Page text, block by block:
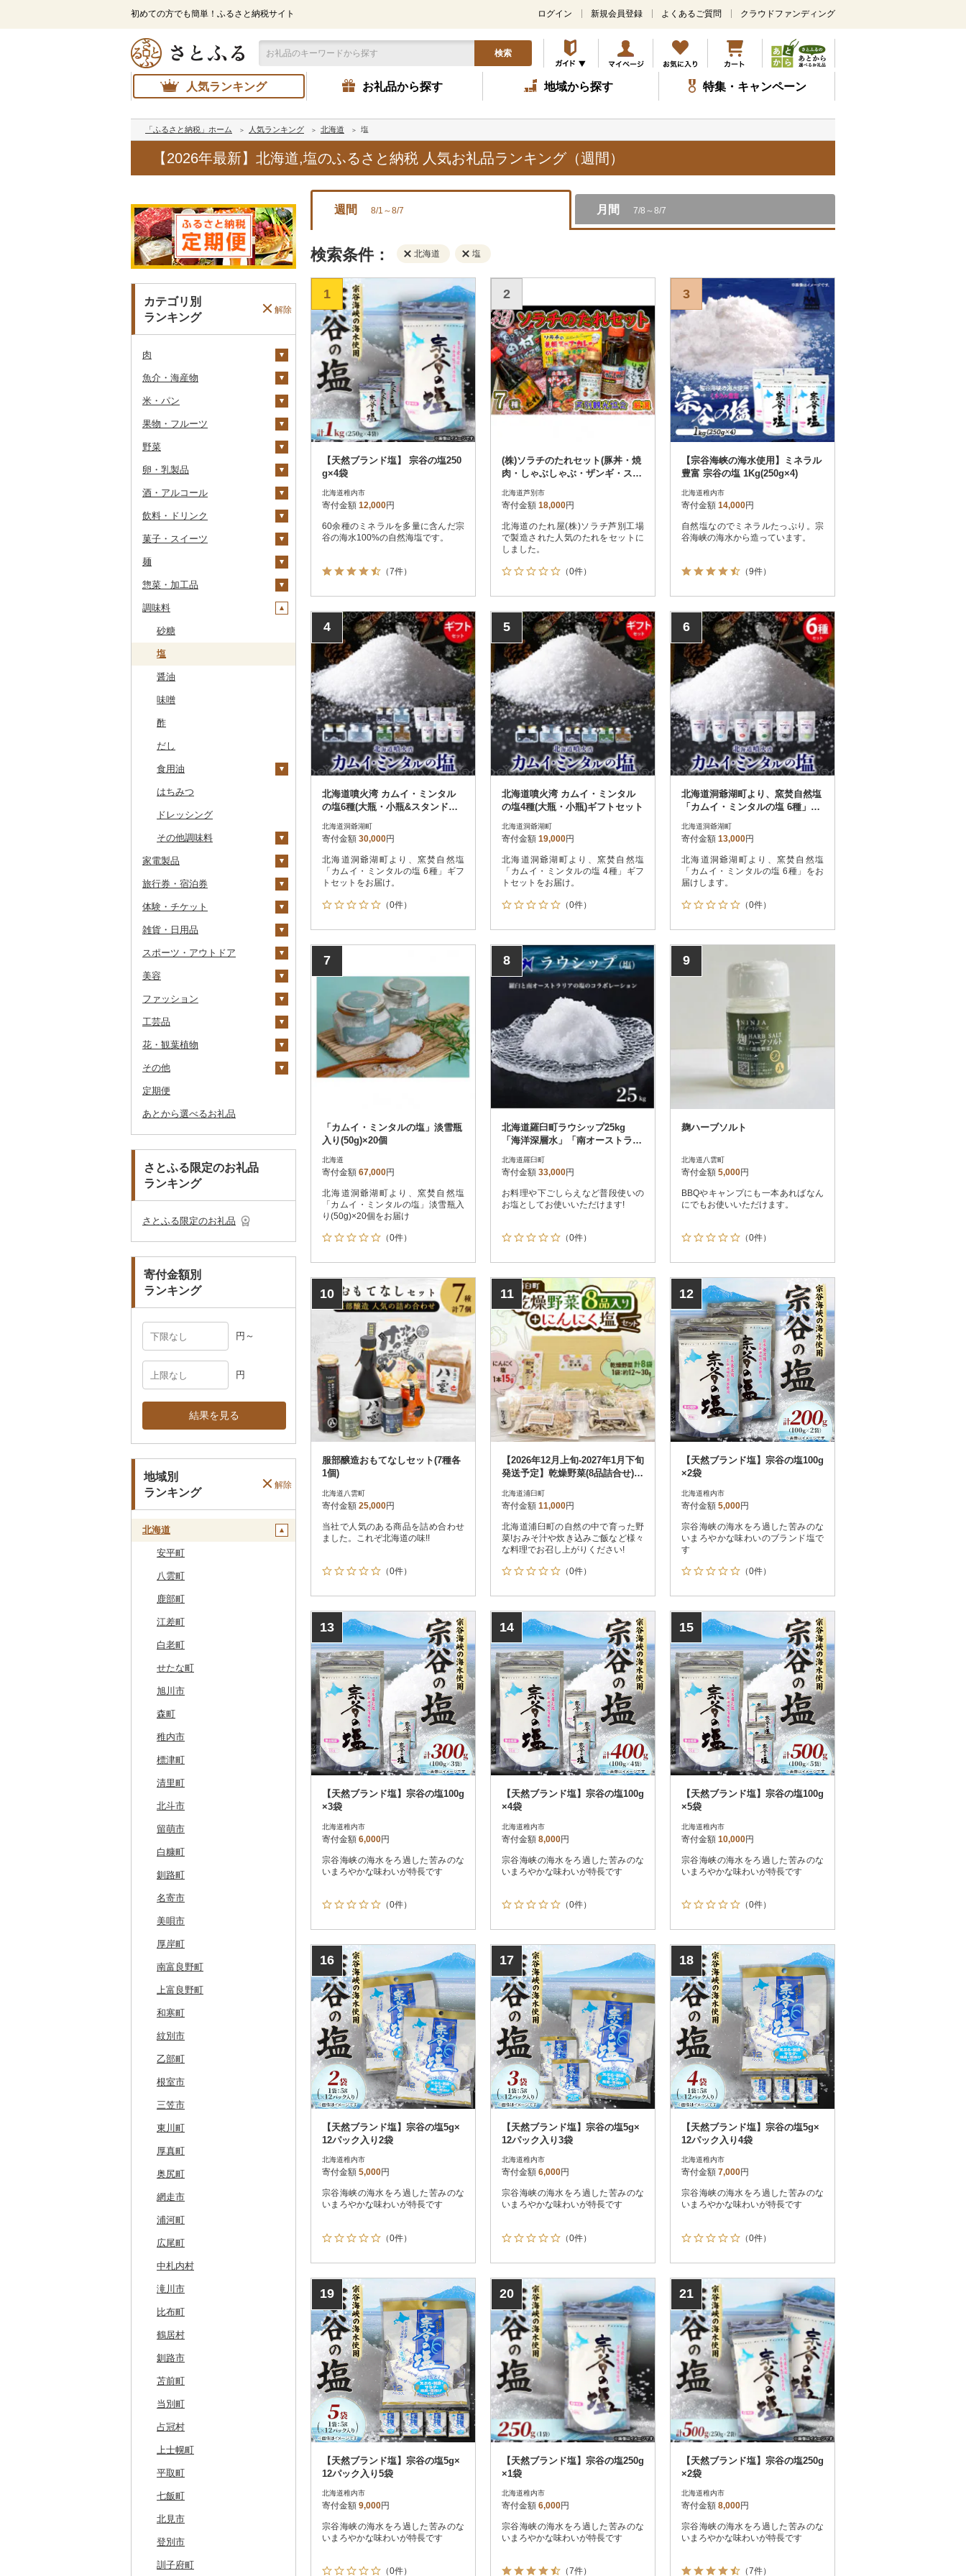
初めての方でも簡単！ふるさと納税サイト
メ
ン
コ
ン
テ
ツ
ッ
プ
ログイン 新規会員登録 よくあるご質問 クラウドファンディング
検索
人気ランキング お礼品から探す 地域から探す 特集・キャンペーン
「ふるさと納税」ホーム 人気ランキング 北海道 塩
【2026年最新】北海道,塩のふるさと納税 人気お礼品ランキング（週間）
カテゴリ別
ランキング
解除
肉
牛肉（精肉）
ステーキ
すき焼き
焼肉
牛タン
和牛
黒毛和牛
仙台牛
米沢牛
山形牛
上州牛
飛騨牛
神戸牛・神戸ビーフ
但馬牛
土佐あかうし
佐賀牛
長崎和牛
あか牛
宮崎牛
その他牛肉（精肉）
牛肉（加工品）
ハンバーグ
ローストビーフ
ビーフジャーキー
その他牛肉（加工品）
豚肉（精肉）
すき焼き
しゃぶしゃぶ
焼肉
アグー豚
豚肉（加工品）
ハンバーグ
もつ鍋
ハム
ソーセージ・ウインナ
鶏肉
鶏肉（精肉）
ハム・ソーセージ
唐揚げ
水炊き
地鶏
赤鶏さつま
鹿肉
馬肉
羊肉・ラム肉（ジンギス
魚介・海産物
カニ
ズワイガニ
毛ガニ
かにしゃぶ
その他カニ
エビ
ボタンエビ
伊勢海老
その他エビ
いくら
うに
明太子・たらこ
明太子
たらこ
その他魚卵
数の子
キャビア
その他魚卵
貝
鮑（アワビ）
牡蠣（カキ）
あさり
サザエ
はまぐり
鮮魚
鮭・サーモン
マグロ
カツオ
金目鯛
くじら
サバ
さんま
鯛
のどぐろ
ふぐ
ブリ
ほっけ
その他鮮魚
イカ・タコ
イカ
海苔・海藻
わかめ
ひじき
干物
ししゃも
その他干物
その他魚介・加工品
しらす・ちりめん
その他魚介・加工品
米・パン
米
無洗米
玄米
金芽米
ゆめぴりか
コシヒカリ
はえぬき
さがびより
ひとめぼれ
ミルキークィーン
その他米
雑穀
餅
その他穀物加工品
パン
果物・フルーツ
ぶどう・マスカット
巨峰
ナガノパープル
ピオーネ
デラウェア
その他ぶどう・マスカ
いちご
りんご
もも
メロン
梨
和梨
洋梨・ラフランス
マンゴー
みかん・柑橘
レモン
不知火・デコポン
文旦
まどんな
ポンカン
その他柑橘
すいか
キウイ
柿（カキ）
ドライフルーツ
干し柿
干し芋
その他ドライフルーツ
その他果物
びわ
ブルーベリー
パイナップル
栗
その他果物
野菜
いも
じゃがいも
さつまいも
その他いも
トマト
フルーツトマト
ミニトマト
玉ねぎ
ねぎ
根菜
人参
大根
レンコン
にんにく・生姜
アスパラガス
豆
きのこ
しいたけ
松茸
その他野菜
山菜
茄子
レタス
その他野菜
卵・乳製品
卵
チーズ
ヨーグルト
バター
その他乳製品
酒・アルコール
ビール・発泡酒
ビール
地ビール・クラフトビ
日本酒
純米吟醸
大吟醸
吟醸
芋焼酎
麦焼酎
米焼酎
その他焼酎
梅酒
泡盛
ワイン
赤ワイン
シャンパン・スパーク
ウイスキー
リキュール・洋酒
甘酒
ノンアルコール
その他酒
飲料・ドリンク
水・ミネラルウォーター
飲料
コーヒー豆
粉
茶
飲料
茶葉・ティーバッグ
足柄茶
知覧茶
その他茶
果汁飲料
りんごジュース
ンジジュース）
紅茶
茶葉・ティーバッグ
その他飲料・ジュース
野菜ジュース
炭酸飲料
その他飲料・ジュース
菓子・スイーツ
クッキー
焼き菓子
プリン
ゼリー
チョコレート
カステラ
アイス・ジェラート
その他洋菓子
煎餅・おかき
羊羹
饅頭
大福
その他和菓子
麺
ラーメン
うどん
そば
パスタ
ひやむぎ
そうめん
その他麺
惣菜・加工品
惣菜
餃子
コロッケ
その他惣菜
カレー・シチュー
シチュー
鍋
肉
魚
ピザ
レトルト
スープ
豆腐・納豆
豆腐
納豆
漬物
梅干
キムチ
その他漬物
缶詰・瓶詰
肉
魚
果物
ジャム
その他缶詰・瓶詰
乾物
燻製（スモーク）
おせち
その他加工品
調味料
砂糖
塩
醤油
味噌
酢
だし
食用油
えごま油
オリーブオイル
ごま油
その他食用油
はちみつ
ドレッシング
その他調味料
みりん
ケチャップ
こしょう
その他調味料
家電製品
季節・空調家電
キッチン家電
照明器具
パソコン・周辺機器
TV・オーディオ・カメラ
美容・健康家電
カー用品
時計
その他家電
旅行券・宿泊券
旅行券
JTBふるさと旅行クー
その他旅行券
宿泊券
体験・チケット
PayPay商品券
食事券
温泉・サウナ・スパ利用
券
GDOふるさとゴルフ
プレークーポン
その他のゴルフプレー
花火大会チケット
カタログギフト
雑貨・日用品
家具・インテリア
机・テーブル
その他家具・インテリ
寝具
布団
毛布
タオルケット
タオル
その他タオル
文房具・印鑑
ボールペン
ノート・ファイル
その他文房具
食器
グラス・カップ
箸
スプーン・フォーク・
ナイフ
皿・椀
その他食器
キッチン用品
フライパン
鍋
まな板
土鍋
日用品
洗剤
トイレットペーパー
ティッシュ
その他日用品
楽器・器材
本・CD・DVD
おもちゃ・ぬいぐるみ
ご当地キャラクター
ペット用品
その他雑貨
スポーツ・アウトドア
ゴルフ
ゴルフボール
ゴルフウェア
その他ゴルフ
釣り
サイクリング
アウトドア・キャンプ
その他スポーツ
その他スポーツ
美容
スキンケア
洗顔
その他スキンケア
シャンプー・リンス
石鹸・ボディーソープ
入浴剤
アロマ
プロテイン
その他美容
ファッション
鞄・バッグ
トートバッグ・ショル
ツケース
その他鞄・バッグ
洋服
女性・レディース
子供・ベビー
その他洋服
和服
靴・履物
靴・シューズ
スリッパ・下駄・草履
その他靴・履物
アクセサリー
ペンダント・ネックレ
ス
ピアス・イヤリング
その他アクセサリー
その他服飾小物
ショール・ストール
マフラー・手袋
工芸品
織物
本場奄美大島紬
陶器・漆器
唐津焼
備前焼
美濃焼
村上木彫堆朱
その他装飾品・工芸品
数珠
工芸品
播州そろばん
美濃和紙
花・観葉植物
観葉植物・苗木
花
胡蝶蘭
造花・プリザーブドフ
ラワー
その他花
盆栽・その他
その他
地域サービス
その他
定期便
あとから選べるお礼品
さとふる限定のお礼品
ランキング
さとふる限定のお礼品
寄付金額別
ランキング
円～
円
結果を見る
地域別
ランキング
解除
北海道
安平町
八雲町
鹿部町
江差町
白老町
せたな町
旭川市
森町
稚内市
標津町
清里町
北斗市
留萌市
白糠町
釧路町
名寄市
美唄市
厚岸町
南富良野町
上富良野町
和寒町
紋別市
乙部町
根室市
三笠市
東川町
厚真町
奥尻町
網走市
浦河町
広尾町
中札内村
滝川市
比布町
鶴居村
釧路市
苫前町
当別町
占冠村
上士幌町
平取町
七飯町
北見市
登別市
訓子府町
週間 8/1～8/7 月間 7/8～8/7
検索条件： 北海道 塩
1
【天然ブランド塩】 宗谷の塩250
g×4袋
北海道稚内市
寄付金額 12,000円
60余種のミネラルを多量に含んだ宗
谷の海水100%の自然海塩です。
（7件）
2
(株)ソラチのたれセット(豚丼・焼
肉・しゃぶしゃぶ・ザンギ・スー
プカレー・スパイス塩)
北海道芦別市
寄付金額 18,000円
北海道のたれ屋(株)ソラチ芦別工場
で製造された人気のたれをセットに
しました。
（0件）
3
【宗谷海峡の海水使用】ミネラル
豊富 宗谷の塩 1Kg(250g×4)
北海道稚内市
寄付金額 14,000円
自然塩なのでミネラルたっぷり。宗
谷海峡の海水から造っています。
（9件）
4
北海道噴火湾 カムイ・ミンタル
の塩6種(大瓶・小瓶&スタンド袋)
北海道洞爺湖町
寄付金額 30,000円
北海道洞爺湖町より、窯焚自然塩
「カムイ・ミンタルの塩 6種」ギフ
トセットをお届け。
（0件）
5
北海道噴火湾 カムイ・ミンタル
の塩4種(大瓶・小瓶)ギフトセット
北海道洞爺湖町
寄付金額 19,000円
北海道洞爺湖町より、窯焚自然塩
「カムイ・ミンタルの塩 4種」ギフ
トセットをお届け。
（0件）
6
北海道洞爺湖町より、窯焚自然塩
「カムイ・ミンタルの塩 6種」を
北海道洞爺湖町
寄付金額 13,000円
北海道洞爺湖町より、窯焚自然塩
「カムイ・ミンタルの塩 6種」をお
届けします。
（0件）
7
「カムイ・ミンタルの塩」淡雪瓶
入り(50g)×20個
北海道
寄付金額 67,000円
北海道洞爺湖町より、窯焚自然塩
「カムイ・ミンタルの塩」淡雪瓶入
り(50g)×20個をお届け
（0件）
8
北海道羅臼町ラウシップ25kg
「海洋深層水」「南オーストラリ
ョン
北海道羅臼町
寄付金額 33,000円
お料理や下ごしらえなど普段使いの
お塩としてお使いいただけます!
（0件）
9
麹ハーブソルト
北海道八雲町
寄付金額 5,000円
BBQやキャンプにも一本あればなん
にでもお使いいただけます。
（0件）
10
服部醸造おもてなしセット(7種各
1個)
北海道八雲町
寄付金額 25,000円
当社で人気のある商品を詰め合わせ
ました。これぞ北海道の味!!
（0件）
11
【2026年12月上旬-2027年1月下旬
発送予定】乾燥野菜(8品詰合せ)
北海道浦臼町
寄付金額 11,000円
北海道浦臼町の自然の中で育った野
菜!おみそ汁や炊き込みご飯など様々
な料理でお召し上がりください!
（0件）
12
【天然ブランド塩】宗谷の塩100g
×2袋
北海道稚内市
寄付金額 5,000円
宗谷海峡の海水をろ過した苦みのな
いまろやかな味わいのブランド塩で
す
（0件）
13
【天然ブランド塩】宗谷の塩100g
×3袋
北海道稚内市
寄付金額 6,000円
宗谷海峡の海水をろ過した苦みのな
いまろやかな味わいが特長です
（0件）
14
【天然ブランド塩】宗谷の塩100g
×4袋
北海道稚内市
寄付金額 8,000円
宗谷海峡の海水をろ過した苦みのな
いまろやかな味わいが特長です
（0件）
15
【天然ブランド塩】宗谷の塩100g
×5袋
北海道稚内市
寄付金額 10,000円
宗谷海峡の海水をろ過した苦みのな
いまろやかな味わいが特長です
（0件）
16
【天然ブランド塩】宗谷の塩5g×
12パック入り2袋
北海道稚内市
寄付金額 5,000円
宗谷海峡の海水をろ過した苦みのな
いまろやかな味わいが特長です
（0件）
17
【天然ブランド塩】宗谷の塩5g×
12パック入り3袋
北海道稚内市
寄付金額 6,000円
宗谷海峡の海水をろ過した苦みのな
いまろやかな味わいが特長です
（0件）
18
【天然ブランド塩】宗谷の塩5g×
12パック入り4袋
北海道稚内市
寄付金額 7,000円
宗谷海峡の海水をろ過した苦みのな
いまろやかな味わいが特長です
（0件）
19
【天然ブランド塩】宗谷の塩5g×
12パック入り5袋
北海道稚内市
寄付金額 9,000円
宗谷海峡の海水をろ過した苦みのな
いまろやかな味わいが特長です
（0件）
20
【天然ブランド塩】宗谷の塩250g
×1袋
北海道稚内市
寄付金額 6,000円
宗谷海峡の海水をろ過した苦みのな
いまろやかな味わいが特長です
（7件）
21
【天然ブランド塩】宗谷の塩250g
×2袋
北海道稚内市
寄付金額 8,000円
宗谷海峡の海水をろ過した苦みのな
いまろやかな味わいが特長です
（7件）